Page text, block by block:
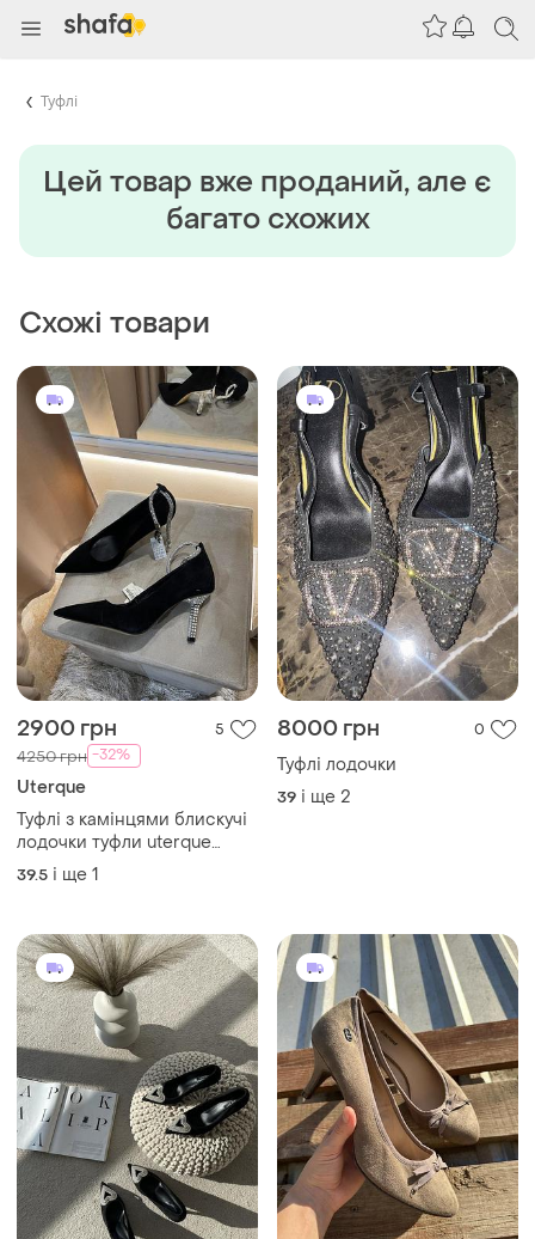
Туфлі
Цей товар вже проданий, але є
багато схожих
Схожі товари
2900 грн 5
4250 грн -32%
Uterque
Туфлі з камінцями блискучі
лодочки туфли uterque
оригінал
39.5 і ще 1
8000 грн 0
Туфлі лодочки
39 і ще 2